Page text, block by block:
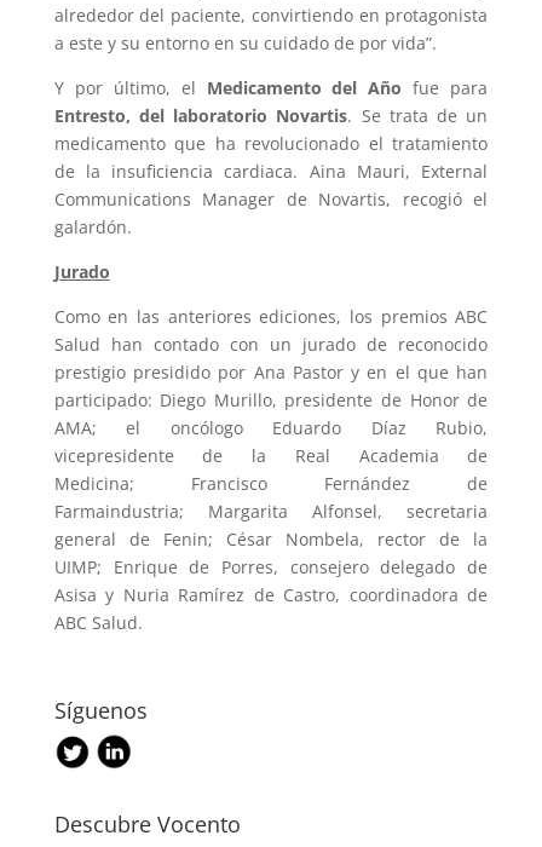
alrededor del paciente, convirtiendo en protagonista
a este y su entorno en su cuidado de por vida”.
Y por último, el Medicamento del Año fue para
Entresto, del laboratorio Novartis. Se trata de un
medicamento que ha revolucionado el tratamiento
de la insuficiencia cardiaca. Aina Mauri, External
Communications Manager de Novartis, recogió el
galardón.
Jurado
Como en las anteriores ediciones, los premios ABC
Salud han contado con un jurado de reconocido
prestigio presidido por Ana Pastor y en el que han
participado: Diego Murillo, presidente de Honor de
AMA; el oncólogo Eduardo Díaz Rubio,
vicepresidente de la Real Academia de
Medicina; Francisco Fernández de
Farmaindustria; Margarita Alfonsel, secretaria
general de Fenin; César Nombela, rector de la
UIMP; Enrique de Porres, consejero delegado de
Asisa y Nuria Ramírez de Castro, coordinadora de
ABC Salud.
Síguenos
Descubre Vocento